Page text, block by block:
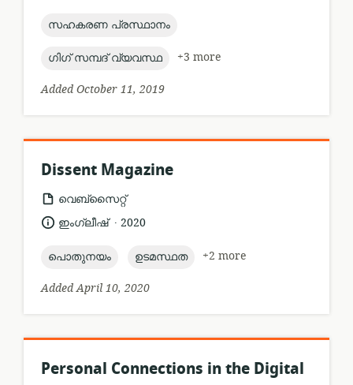
topic:
സഹകരണ പ്രസ്ഥാനം
topic:
ഗിഗ് സമ്പദ് വ്യവസ്ഥ
+3 more
Added October 11, 2019
Dissent Magazine
resource
format:
വെബ്സൈറ്റ്
language:
ഇംഗ്ലീഷ് .
date2020
topic:
പൊതുനയം topic:
ഉടമസ്ഥത
+2 more
Added April 10, 2020
Personal Connections in the Digital